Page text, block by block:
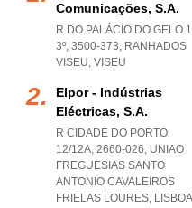
Comunicações, S.a.
R DO PALÁCIO DO GELO 1
3º, 3500-373, RANHADOS
VISEU, VISEU
Elpor - Indústrias
Eléctricas, S.a.
R CIDADE DO PORTO
12/12A, 2660-026, UNIAO
FREGUESIAS SANTO
ANTONIO CAVALEIROS
FRIELAS LOURES, LISBOA